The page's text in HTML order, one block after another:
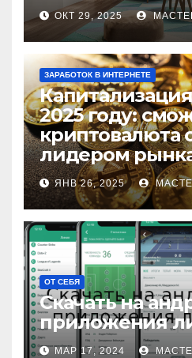
ОКТ 29, 2025
ЗАРАБОТОК В ИНТЕРНЕТЕ
2025 году:
криптовалюта
лидером
ЯНВ 26, 2025
ОТ СЕБЯ
Скачать на
приложения
МАР 17, 2024